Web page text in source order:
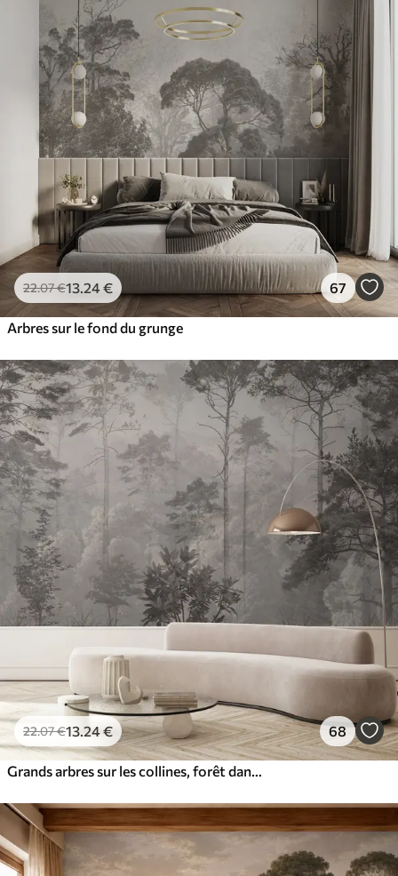
22.07€13.24€ 67
Arbres sur le fond du grunge
22.07€13.24€ 68
Grands arbres sur les collines, forêt dans le brouillard